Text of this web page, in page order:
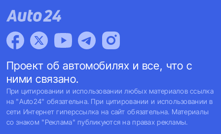
Проект об автомобилях и все, что с
ними связано.
При цитировании и использовании любых материалов ссылка
на "Auto24" обязательна. При цитировании и использовании в
сети Интернет гиперссылка на сайт обязательна. Материалы
со знаком "Реклама" публикуются на правах рекламы.